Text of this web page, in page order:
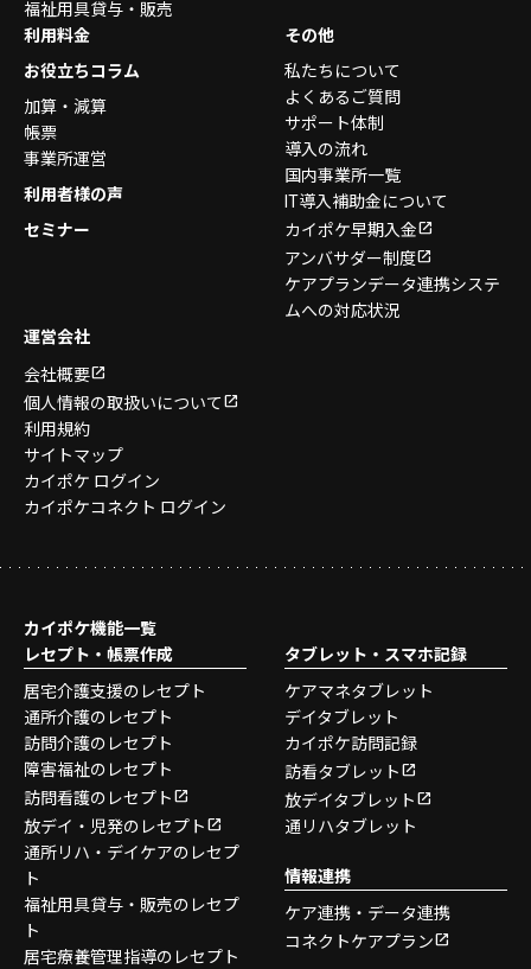
福祉用具貸与・販売
利用料金
お役立ちコラム
加算・減算
帳票
事業所運営
利用者様の声
セミナー
その他
私たちについて
よくあるご質問
サポート体制
導入の流れ
国内事業所一覧
IT導入補助金について
カイポケ早期入金
アンバサダー制度
ケアプランデータ連携システ
ムへの対応状況
運営会社
会社概要
個人情報の取扱いについて
利用規約
サイトマップ
カイポケ ログイン
カイポケコネクト ログイン
カイポケ機能一覧
レセプト・帳票作成
居宅介護支援のレセプト
通所介護のレセプト
訪問介護のレセプト
障害福祉のレセプト
訪問看護のレセプト
放デイ・児発のレセプト
通所リハ・デイケアのレセプ
ト
福祉用具貸与・販売のレセプ
ト
居宅療養管理指導のレセプト
タブレット・スマホ記録
ケアマネタブレット
デイタブレット
カイポケ訪問記録
訪看タブレット
放デイタブレット
通リハタブレット
情報連携
ケア連携・データ連携
コネクトケアプラン